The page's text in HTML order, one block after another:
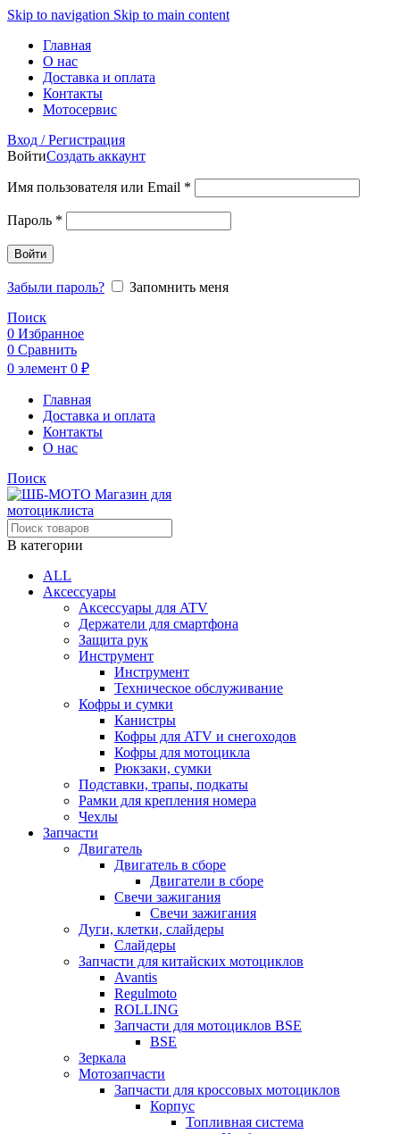
Skip to navigation Skip to main content
Главная
О нас
Доставка и оплата
Контакты
Мотосервис
Вход / Регистрация
ВойтиСоздать аккаунт
Имя пользователя или Email *
Пароль *
Войти
Забыли пароль?
Запомнить меня
Поиск
0 Избранное
0 Сравнить
0 элемент 0 ₽
Главная
Доставка и оплата
Контакты
О нас
Поиск
В категории
ALL
Аксессуары
Аксессуары для ATV
Держатели для смартфона
Защита рук
Инструмент
Инструмент
Техническое обслуживание
Кофры и сумки
Канистры
Кофры для ATV и снегоходов
Кофры для мотоцикла
Рюкзаки, сумки
Подставки, трапы, подкаты
Рамки для крепления номера
Чехлы
Запчасти
Двигатель
Двигатель в сборе
Двигатели в сборе
Свечи зажигания
Свечи зажигания
Дуги, клетки, слайдеры
Слайдеры
Запчасти для китайских мотоциклов
Avantis
Regulmoto
ROLLING
Запчасти для мотоциклов BSE
BSE
Зеркала
Мотозапчасти
Запчасти для кроссовых мотоциклов
Корпус
Топливная система